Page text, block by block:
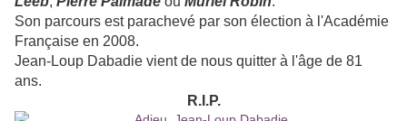
Son parcours est parachevé par son élection à l'Académie
Française en 2008.
Jean-Loup Dabadie vient de nous quitter à l'âge de 81
ans.
R.I.P.